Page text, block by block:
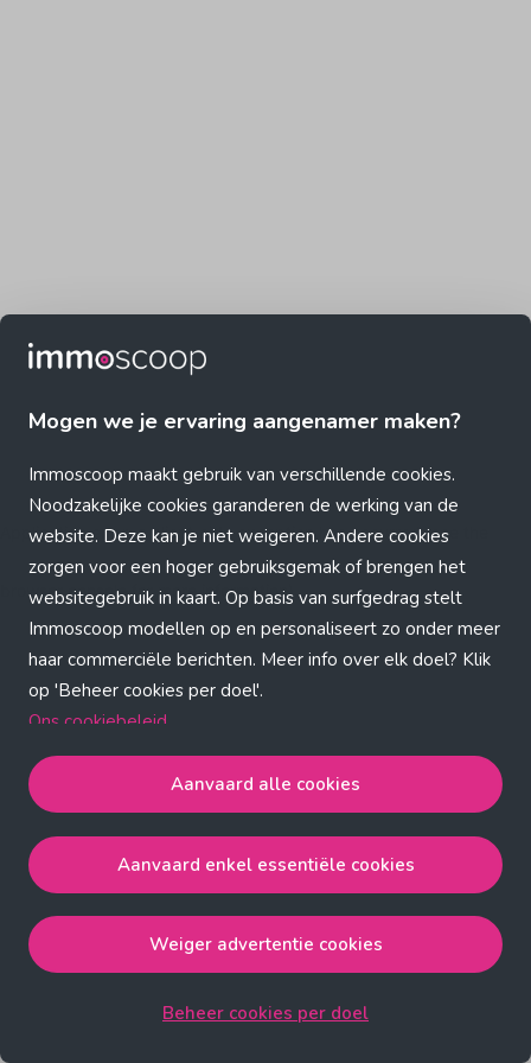
Mogen we je ervaring aangenamer maken?
Immoscoop maakt gebruik van verschillende cookies.
Noodzakelijke cookies garanderen de werking van de
website. Deze kan je niet weigeren. Andere cookies
zorgen voor een hoger gebruiksgemak of brengen het
websitegebruik in kaart. Op basis van surfgedrag stelt
Immoscoop modellen op en personaliseert zo onder meer
haar commerciële berichten. Meer info over elk doel? Klik
op 'Beheer cookies per doel'.
Ons cookiebeleid
Aanvaard alle cookiesgaat akkoord met de strict
noodzakelijke, analytische, functionele en advertentie
cookies.
de strict noodzakelijke cookies.
Weiger advertentie cookiesgaat akkoord met de strict
Aanvaard alle cookies
Aanvaard enkel essentiële cookies
Weiger advertentie cookies
Beheer cookies per doel
Application error: a client-side exception has occurred (see the
browser console for more information)